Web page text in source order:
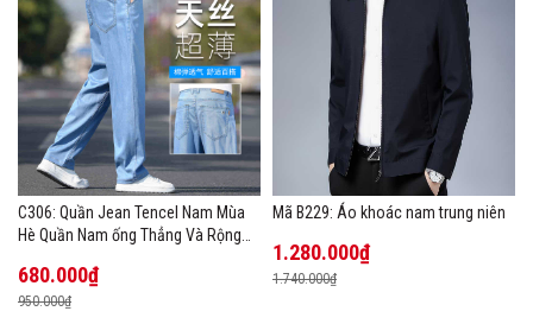
C306: Quần Jean Tencel Nam Mùa
Hè Quần Nam ống Thẳng Và Rộng
680.000₫
950.000₫
Mã B229: Áo khoác nam trung niên
1.280.000₫
1.740.000₫